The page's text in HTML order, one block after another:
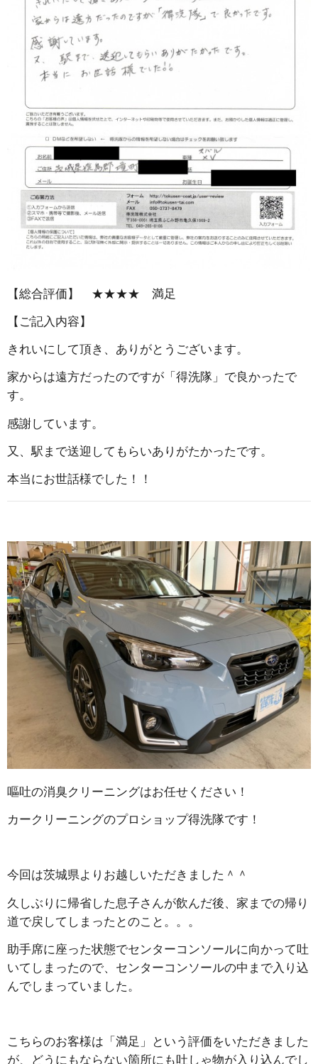
【総合評価】 ★★★★ 満足
【ご記入内容】
きれいにして頂き、ありがとうございます。
家からは遠方だったのですが「得洗隊」で良かったで
す。
感謝しています。
又、駅まで送迎してもらいありがたかったです。
本当にお世話様でした！！
嘔吐の消臭クリーニングはお任せください！
カークリーニングのプロショップ得洗隊です！
今回は茨城県よりお越しいただきました＾＾
久しぶりに帰省した息子さんが飲んだ後、家までの帰り
道で戻してしまったとのこと。。。
助手席に座った状態でセンターコンソールに向かって吐
いてしまったので、センターコンソールの中まで入り込
んでしまっていました。
こちらのお客様は「満足」という評価をいただきました
が、どうにもならない箇所にも吐しゃ物が入り込んでし